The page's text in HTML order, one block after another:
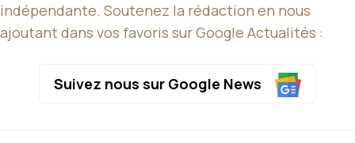
indépendante. Soutenez la rédaction en nous
ajoutant dans vos favoris sur Google Actualités :
Suivez nous sur Google News